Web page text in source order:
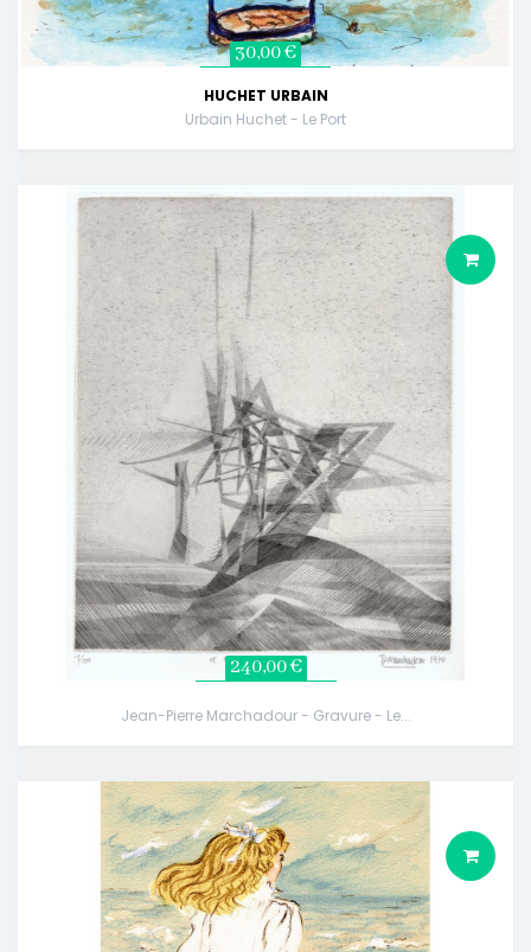
30,00 €
HUCHET URBAIN
Urbain Huchet - Le Port
240,00 €
Jean-Pierre Marchadour - Gravure - Le...